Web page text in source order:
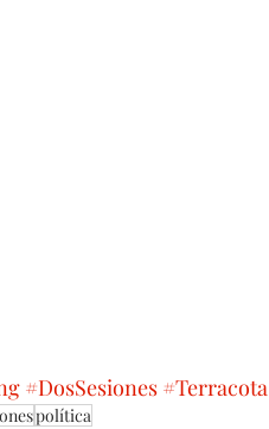
#DosSesiones #Terracota
política